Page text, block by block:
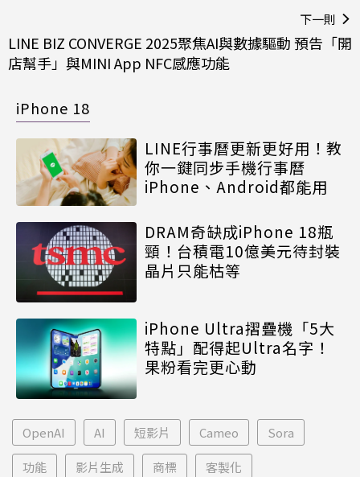
下一則
LINE BIZ CONVERGE 2025聚焦AI與數據驅動 預告「開
店幫手」與MINI App NFC感應功能
iPhone 18
LINE行事曆更新更好用！教
你一鍵同步手機行事曆
iPhone、Android都能用
DRAM奇缺成iPhone 18瓶
頸！台積電10億美元待封裝
晶片只能枯等
iPhone Ultra摺疊機「5大
特點」配得起Ultra名字！
果粉看完更心動
OpenAI AI 短影片 Cameo Sora
功能 影片生成 商標 客製化